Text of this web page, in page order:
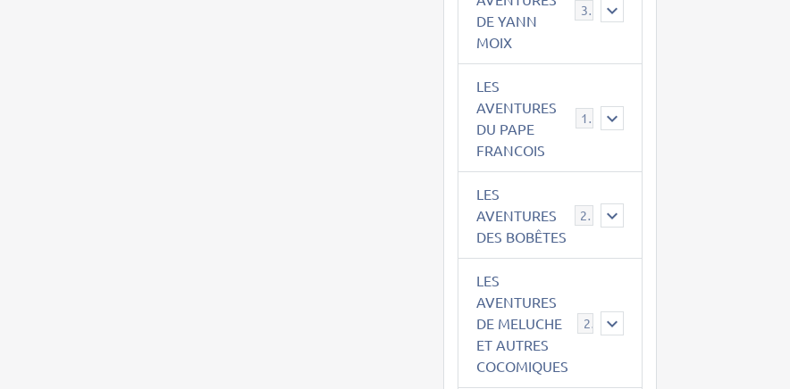
DE YANN
MOIX
39
LES
AVENTURES
DU PAPE
FRANCOIS
15
LES
AVENTURES
DES BOBÊTES
23
LES
AVENTURES
DE MELUCHE
ET AUTRES
COCOMIQUES
22